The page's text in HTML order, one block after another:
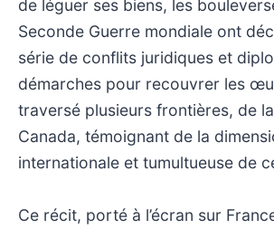
de léguer ses biens, les
Seconde Guerre mondiale ont
série de conflits juridiques et
démarches pour recouvrer les
traversé plusieurs frontières, de
Canada, témoignant de la
internationale et tumultueuse de
Ce récit, porté à l’écran sur